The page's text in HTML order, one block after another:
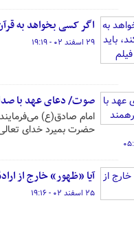
اگر کسی بخواهد به
۲۹ اسفند ۰۲ - ۱۹:۱۹
صوت/ دعای عهد با
امام صادق(ع)
حضرت بمیرد خدای
آیا «ظهور» خارج از
۲۵ اسفند ۰۲ - ۱۹:۱۶